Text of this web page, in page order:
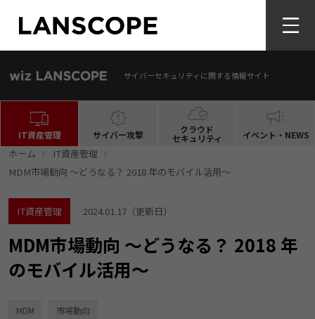
サイバーセキュリティに関する情報サイト
IT資産管理 サイバー攻撃 クラウド
セキュリティ イベント・NEWS
ホーム
IT資産管理
MDM市場動向 ～どうなる？ 2018 年のモバイル活用～
IT資産管理 2024.01.17（更新日）
MDM市場動向 ～どうなる？ 2018 年
のモバイル活用～
MDM 市場動向